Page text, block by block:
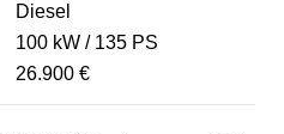
Diesel
100 kW
135 PS
26.900 €